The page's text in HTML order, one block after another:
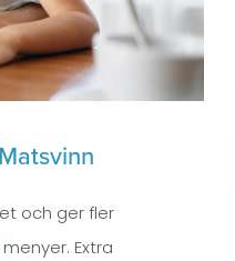
och ger fler
Extra